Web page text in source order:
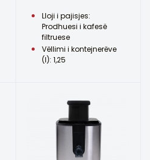
Lloji i pajisjes:
Prodhuesi i kafesë
filtruese
Vëllimi i kontejnerëve
(l): 1,25